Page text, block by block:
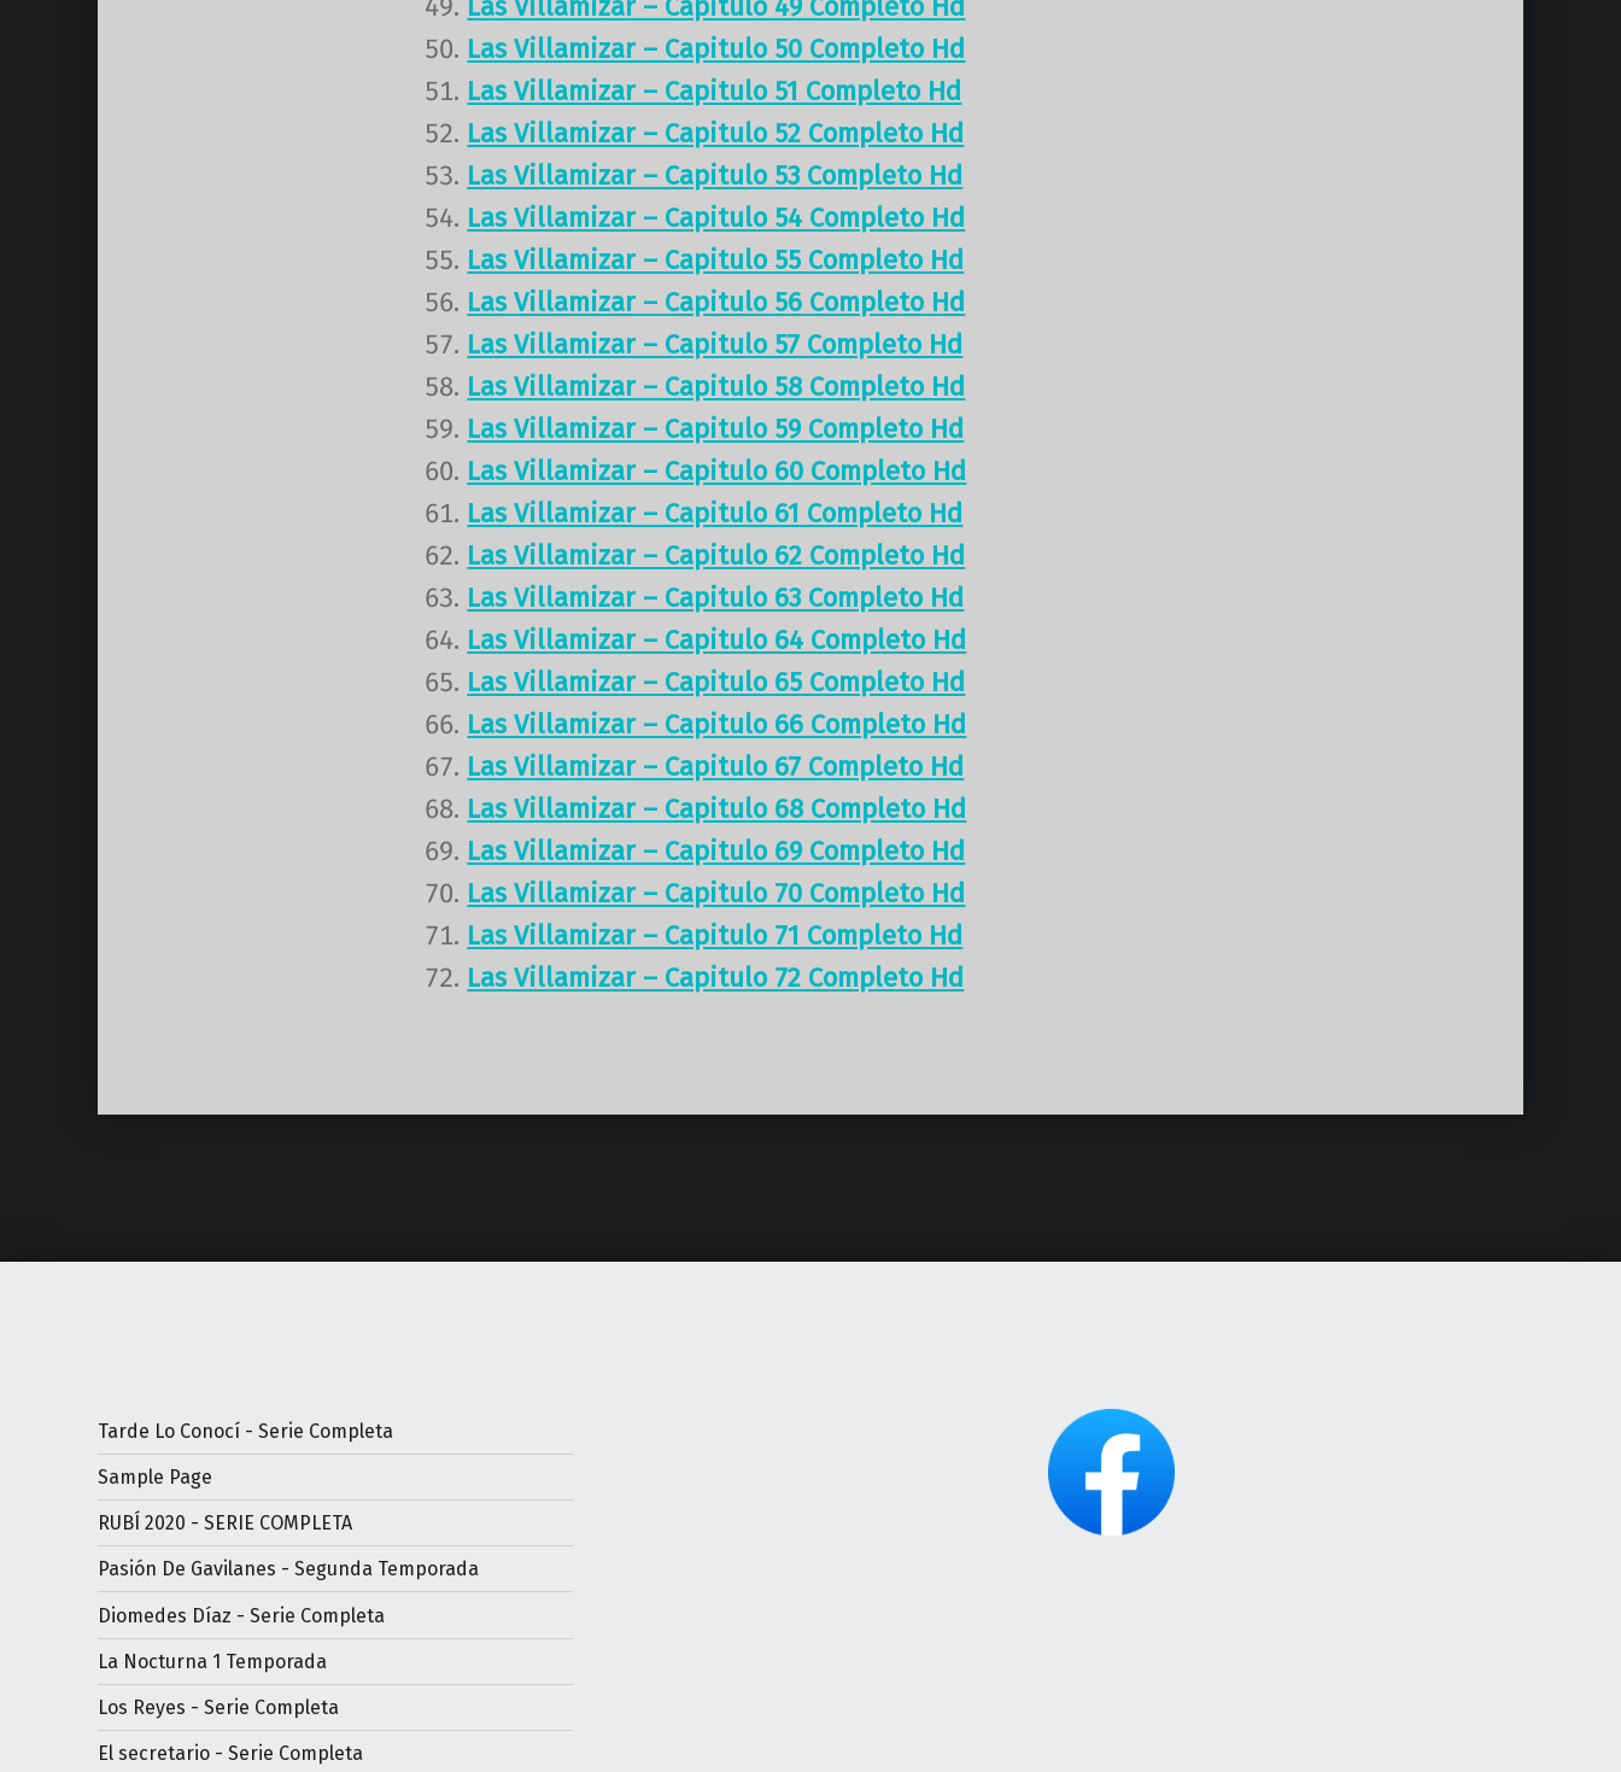
Las Villamizar – Capitulo 49 Completo Hd
Las Villamizar – Capitulo 50 Completo Hd
Las Villamizar – Capitulo 51 Completo Hd
Las Villamizar – Capitulo 52 Completo Hd
Las Villamizar – Capitulo 53 Completo Hd
Las Villamizar – Capitulo 54 Completo Hd
Las Villamizar – Capitulo 55 Completo Hd
Las Villamizar – Capitulo 56 Completo Hd
Las Villamizar – Capitulo 57 Completo Hd
Las Villamizar – Capitulo 58 Completo Hd
Las Villamizar – Capitulo 59 Completo Hd
Las Villamizar – Capitulo 60 Completo Hd
Las Villamizar – Capitulo 61 Completo Hd
Las Villamizar – Capitulo 62 Completo Hd
Las Villamizar – Capitulo 63 Completo Hd
Las Villamizar – Capitulo 64 Completo Hd
Las Villamizar – Capitulo 65 Completo Hd
Las Villamizar – Capitulo 66 Completo Hd
Las Villamizar – Capitulo 67 Completo Hd
Las Villamizar – Capitulo 68 Completo Hd
Las Villamizar – Capitulo 69 Completo Hd
Las Villamizar – Capitulo 70 Completo Hd
Las Villamizar – Capitulo 71 Completo Hd
Las Villamizar – Capitulo 72 Completo Hd
Tarde Lo Conocí - Serie Completa
Sample Page
RUBÍ 2020 - SERIE COMPLETA
Pasión De Gavilanes - Segunda Temporada
Diomedes Díaz - Serie Completa
La Nocturna 1 Temporada
Los Reyes - Serie Completa
El secretario - Serie Completa